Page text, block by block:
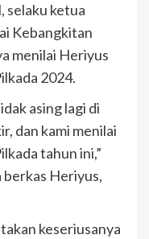
selaku ketua
Kebangkitan
menilai Heriyus
2024.
asing lagi di
dan kami menilai
tahun ini,”
berkas Heriyus,
keseriusanya